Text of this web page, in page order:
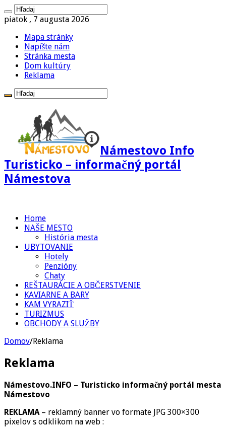
piatok , 7 augusta 2026
Mapa stránky
Napíšte nám
Stránka mesta
Dom kultúry
Reklama
Námestovo Info
Turisticko – informačný portál
Námestova
Home
NAŠE MESTO
História mesta
UBYTOVANIE
Hotely
Penzióny
Chaty
REŠTAURÁCIE A OBČERSTVENIE
KAVIARNE A BARY
KAM VYRAZIŤ
TURIZMUS
OBCHODY A SLUŽBY
Domov/Reklama
Reklama
Námestovo.INFO – Turisticko informačný portál mesta
Námestovo
REKLAMA – reklamný banner vo formate JPG 300×300
pixelov s odklikom na web :